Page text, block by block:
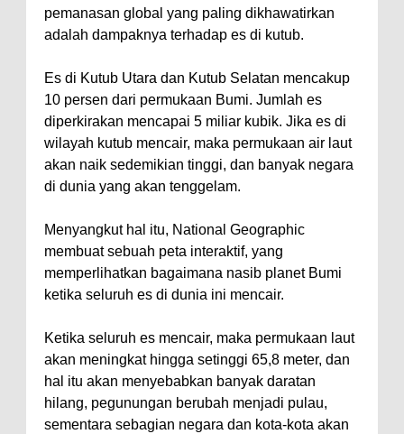
pemanasan global yang paling dikhawatirkan
adalah dampaknya terhadap es di kutub.
Es di Kutub Utara dan Kutub Selatan mencakup
10 persen dari permukaan Bumi. Jumlah es
diperkirakan mencapai 5 miliar kubik. Jika es di
wilayah kutub mencair, maka permukaan air laut
akan naik sedemikian tinggi, dan banyak negara
di dunia yang akan tenggelam.
Menyangkut hal itu, National Geographic
membuat sebuah peta interaktif, yang
memperlihatkan bagaimana nasib planet Bumi
ketika seluruh es di dunia ini mencair.
Ketika seluruh es mencair, maka permukaan laut
akan meningkat hingga setinggi 65,8 meter, dan
hal itu akan menyebabkan banyak daratan
hilang, pegunungan berubah menjadi pulau,
sementara sebagian negara dan kota-kota akan